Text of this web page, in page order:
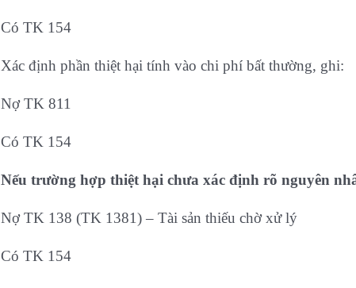
Có TK 154
Xác định phần thiệt hại tính vào chi phí bất thường, ghi:
Nợ TK 811
Có TK 154
Nếu trường hợp thiệt hại chưa xác định rõ nguyên
Nợ TK 138 (TK 1381) – Tài sản thiếu chờ xử lý
Có TK 154